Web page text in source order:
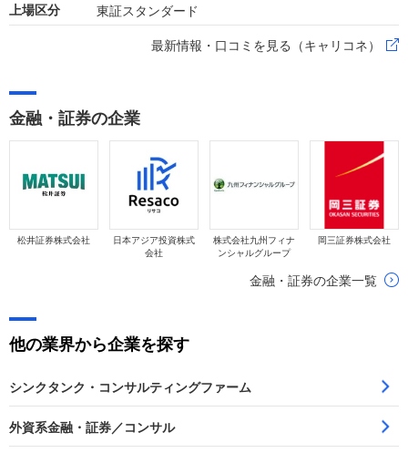
上場区分
東証スタンダード
最新情報・口コミを見る（キャリコネ）
金融・証券の企業
松井証券株式会社
日本アジア投資株式
会社
株式会社九州フィナ
ンシャルグループ
岡三証券株式会社
金融・証券の企業一覧
他の業界から企業を探す
シンクタンク・コンサルティングファーム
外資系金融・証券／コンサル